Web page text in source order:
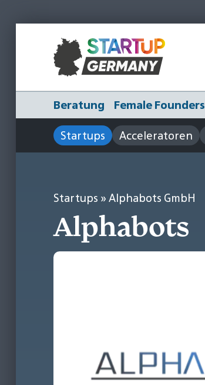
Beratung Female Founders
Startups
Acceleratoren
Startups » Alphabots GmbH
Alphabots